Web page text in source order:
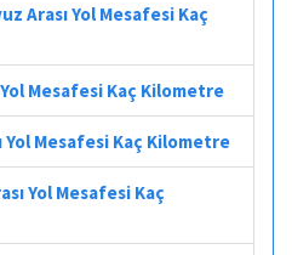
Arası Yol Mesafesi Kaç
Mesafesi Kaç Kilometre
Yol Mesafesi Kaç Kilometre
Yol Mesafesi Kaç